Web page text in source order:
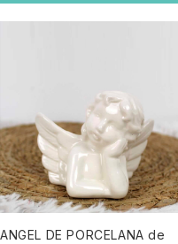
ANGEL DE PORCELANA de